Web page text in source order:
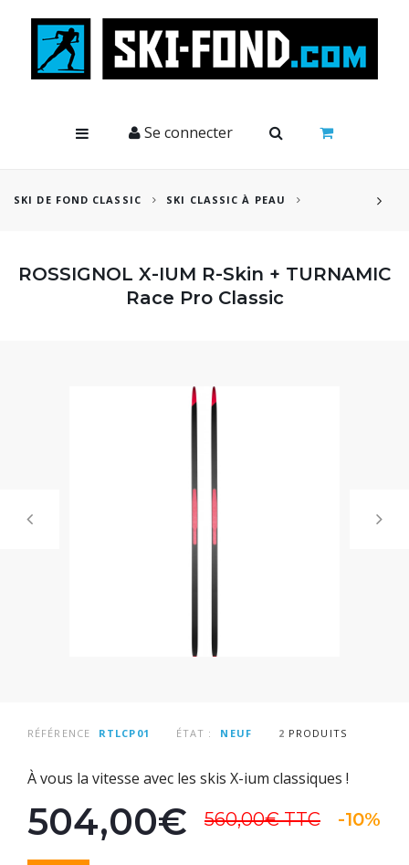
Se connecter
SKI DE FOND CLASSIC SKI CLASSIC À PEAU
RÉFÉRENCE RTLCP01 ÉTAT : NEUF 2 PRODUITS
ROSSIGNOL X-IUM R-Skin + TURNAMIC
Race Pro Classic
À vous la vitesse avec les skis X-ium classiques !
504,00€ 560,00€TTC -10%